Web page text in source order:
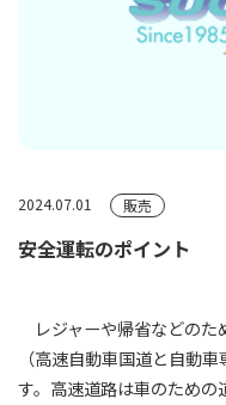
2024.07.01 販売
安全運転のポイント
レジャーや帰省などのた
（高速自動車国道と自動
す。高速道路は車のため